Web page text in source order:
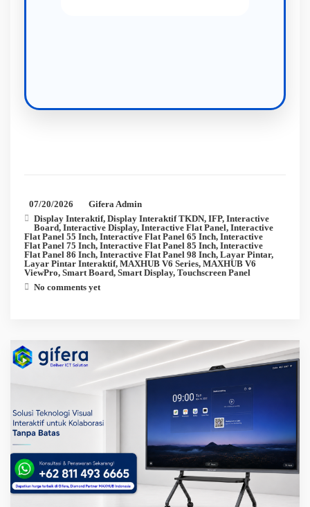
07/20/2026
Gifera Admin
Display Interaktif, Display Interaktif TKDN, IFP, Interactive
Board, Interactive Display, Interactive Flat Panel, Interactive
Flat Panel 55 Inch, Interactive Flat Panel 65 Inch, Interactive
Flat Panel 75 Inch, Interactive Flat Panel 85 Inch, Interactive
Flat Panel 86 Inch, Interactive Flat Panel 98 Inch, Layar Pintar,
Layar Pintar Interaktif, MAXHUB V6 Series, MAXHUB V6
ViewPro, Smart Board, Smart Display, Touchscreen Panel
No comments yet